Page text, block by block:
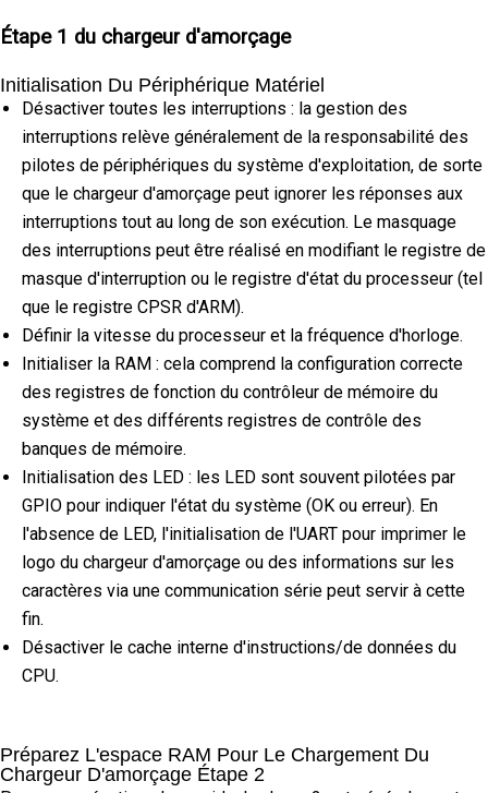
Étape 1 du chargeur d'amorçage
Initialisation Du Périphérique Matériel
Désactiver toutes les interruptions : la gestion des
interruptions relève généralement de la responsabilité des
pilotes de périphériques du système d'exploitation, de sorte
que le chargeur d'amorçage peut ignorer les réponses aux
interruptions tout au long de son exécution. Le masquage
des interruptions peut être réalisé en modifiant le registre de
masque d'interruption ou le registre d'état du processeur (tel
que le registre CPSR d'ARM).
Définir la vitesse du processeur et la fréquence d'horloge.
Initialiser la RAM : cela comprend la configuration correcte
des registres de fonction du contrôleur de mémoire du
système et des différents registres de contrôle des
banques de mémoire.
Initialisation des LED : les LED sont souvent pilotées par
GPIO pour indiquer l'état du système (OK ou erreur). En
l'absence de LED, l'initialisation de l'UART pour imprimer le
logo du chargeur d'amorçage ou des informations sur les
caractères via une communication série peut servir à cette
fin.
Désactiver le cache interne d'instructions/de données du
CPU.
Préparez L'espace RAM Pour Le Chargement Du
Chargeur D'amorçage Étape 2